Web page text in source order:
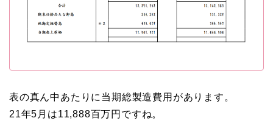
表の真ん中あたりに当期総製造費用があります。
21年5月は11,888百万円ですね。